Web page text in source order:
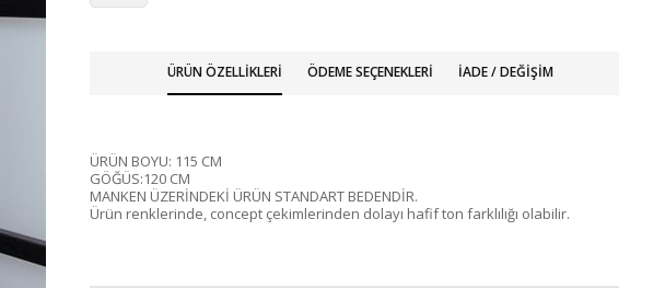
ÜRÜN ÖZELLIKLERI ÖDEME SEÇENEKLERI İADE / DEĞIŞIM
ÜRÜN BOYU: 115 CM
GÖĞÜS:120 CM
MANKEN ÜZERİNDEKİ ÜRÜN STANDART BEDENDİR.
Ürün renklerinde, concept çekimlerinden dolayı hafif ton farklılığı olabilir.